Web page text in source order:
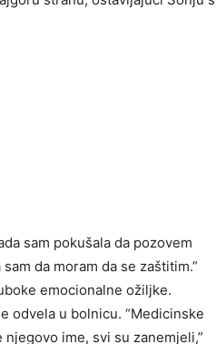
sam pokušala da pozovem
da moram da se zaštitim.”
emocionalne ožiljke.
odvela u bolnicu. “Medicinske
ime, svi su zanemjeli,”